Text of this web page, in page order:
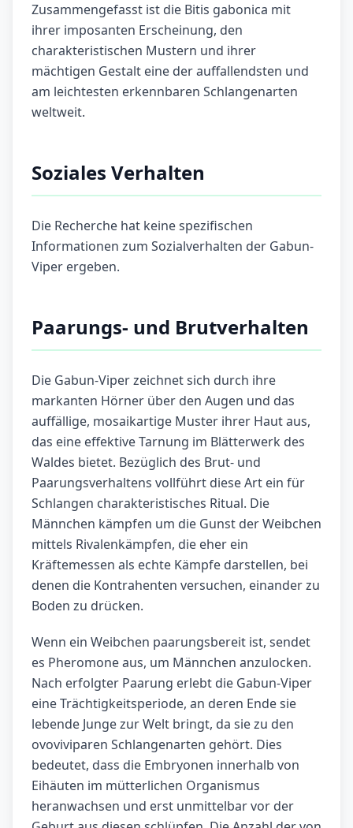
Zusammengefasst ist die Bitis gabonica mit
ihrer imposanten Erscheinung, den
charakteristischen Mustern und ihrer
mächtigen Gestalt eine der auffallendsten und
am leichtesten erkennbaren Schlangenarten
weltweit.
Soziales Verhalten
Die Recherche hat keine spezifischen
Informationen zum Sozialverhalten der Gabun-
Viper ergeben.
Paarungs- und Brutverhalten
Die Gabun-Viper zeichnet sich durch ihre
markanten Hörner über den Augen und das
auffällige, mosaikartige Muster ihrer Haut aus,
das eine effektive Tarnung im Blätterwerk des
Waldes bietet. Bezüglich des Brut- und
Paarungsverhaltens vollführt diese Art ein für
Schlangen charakteristisches Ritual. Die
Männchen kämpfen um die Gunst der Weibchen
mittels Rivalenkämpfen, die eher ein
Kräftemessen als echte Kämpfe darstellen, bei
denen die Kontrahenten versuchen, einander zu
Boden zu drücken.
Wenn ein Weibchen paarungsbereit ist, sendet
es Pheromone aus, um Männchen anzulocken.
Nach erfolgter Paarung erlebt die Gabun-Viper
eine Trächtigkeitsperiode, an deren Ende sie
lebende Junge zur Welt bringt, da sie zu den
ovoviviparen Schlangenarten gehört. Dies
bedeutet, dass die Embryonen innerhalb von
Eihäuten im mütterlichen Organismus
heranwachsen und erst unmittelbar vor der